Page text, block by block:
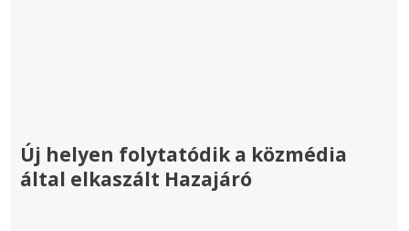
Új helyen folytatódik a közmédia
által elkaszált Hazajáró